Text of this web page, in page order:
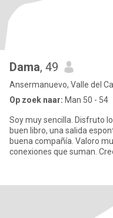
Dama, 49
Ansermanuevo, Valle del
Op zoek naar: Man 50 - 54
Soy muy sencilla. Disfruto
buen libro, una salida
buena compañía. Valoro
conexiones que suman.